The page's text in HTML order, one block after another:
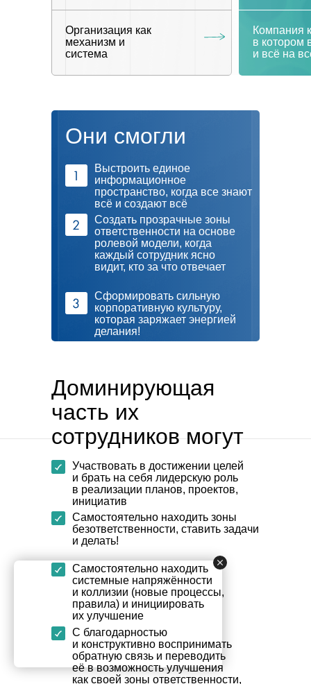
Организация как
механизм и
система
Компания
в котором
и всё на
Они смогли
Выстроить единое
информационное
пространство, когда все знают
всё и создают всё
Создать прозрачные зоны
ответственности на основе
ролевой модели, когда
каждый сотрудник ясно
видит, кто за что отвечает
Сформировать сильную
корпоративную культуру,
которая заряжает энергией
делания!
Доминирующая
часть их
сотрудников могут
Участвовать в достижении целей
и брать на себя лидерскую роль
в реализации планов, проектов,
инициатив
Самостоятельно находить зоны
безответственности, ставить задачи
и делать!
Самостоятельно находить
системные напряжённости
и коллизии (новые процессы,
правила) и инициировать
их улучшение
С благодарностью
и конструктивно воспринимать
обратную связь и переводить
её в возможность улучшения
как своей зоны ответственности,